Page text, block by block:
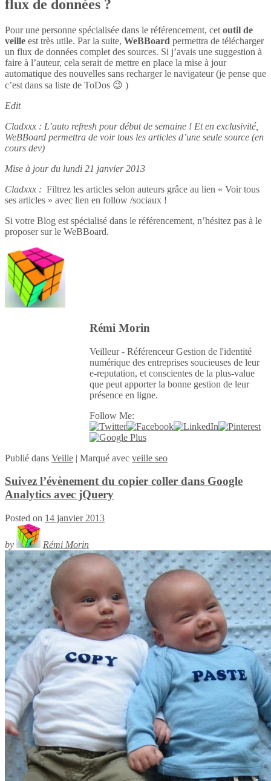
flux de données ?
Pour une personne spécialisée dans le référencement, cet outil de
veille est très utile. Par la suite, WeBBoard permettra de télécharger
un flux de données complet des sources. Si j’avais une suggestion à
faire à l’auteur, cela serait de mettre en place la mise à jour
automatique des nouvelles sans recharger le navigateur (je pense que
c’est dans sa liste de ToDos 😉 )
Edit
Cladxxx : L’auto refresh pour début de semaine ! Et en exclusivité,
WeBBoard permettra de voir tous les articles d’une seule source (en
cours dev)
Mise à jour du lundi 21 janvier 2013
Cladxxx : Filtrez les articles selon auteurs grâce au lien « Voir tous
ses articles » avec lien en follow /sociaux !
Si votre Blog est spécialisé dans le référencement, n’hésitez pas à le
proposer sur le WeBBoard.
Rémi Morin
Veilleur - Référenceur Gestion de l'identité
numérique des entreprises soucieuses de leur
e-reputation, et conscientes de la plus-value
que peut apporter la bonne gestion de leur
présence en ligne.
Follow Me:
Publié dans Veille | Marqué avec veille seo
Suivez l’évènement du copier coller dans Google
Analytics avec jQuery
Posted on 14 janvier 2013
by Rémi Morin